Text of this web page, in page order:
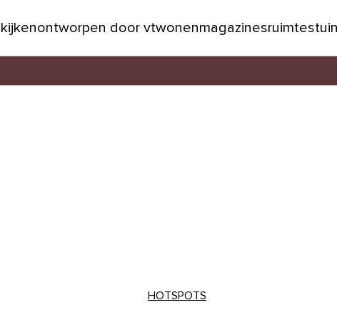
ontworpen door vtwonenmagazinesruimtestuin
HOTSPOTS